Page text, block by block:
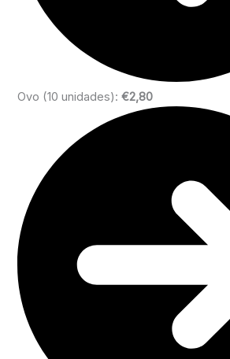
Ovo (10 unidades):€2,80